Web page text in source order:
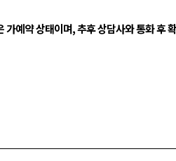
예약 상태이며, 추후 상담사와 통화 후